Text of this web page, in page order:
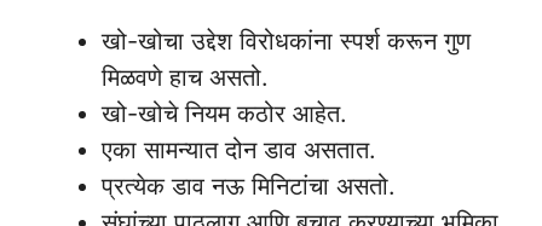
खो-खोचा उद्देश विरोधकांना स्पर्श करून गुण
मिळवणे हाच असतो.
खो-खोचे नियम कठोर आहेत.
एका सामन्यात दोन डाव असतात.
प्रत्येक डाव नऊ मिनिटांचा असतो.